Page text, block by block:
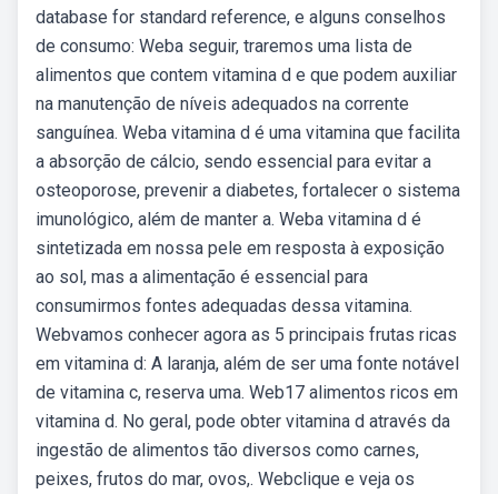
database for standard reference, e alguns conselhos
de consumo: Weba seguir, traremos uma lista de
alimentos que contem vitamina d e que podem auxiliar
na manutenção de níveis adequados na corrente
sanguínea. Weba vitamina d é uma vitamina que facilita
a absorção de cálcio, sendo essencial para evitar a
osteoporose, prevenir a diabetes, fortalecer o sistema
imunológico, além de manter a. Weba vitamina d é
sintetizada em nossa pele em resposta à exposição
ao sol, mas a alimentação é essencial para
consumirmos fontes adequadas dessa vitamina.
Webvamos conhecer agora as 5 principais frutas ricas
em vitamina d: A laranja, além de ser uma fonte notável
de vitamina c, reserva uma. Web17 alimentos ricos em
vitamina d. No geral, pode obter vitamina d através da
ingestão de alimentos tão diversos como carnes,
peixes, frutos do mar, ovos,. Webclique e veja os